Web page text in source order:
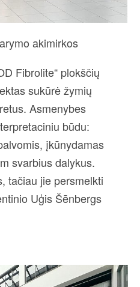
akimirkos
Fibrolite“ plokščių
sukūrė žymių
Asmenybes
būdu:
įkūnydamas
svarbius dalykus.
tačiau jie persmelkti
Uģis Šēnbergs